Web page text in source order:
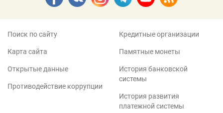
Поиск по сайту
Карта сайта
Открытые данные
Противодействие коррупции
Кредитные организации
Памятные монеты
История банковской
системы
История развития
платежной системы